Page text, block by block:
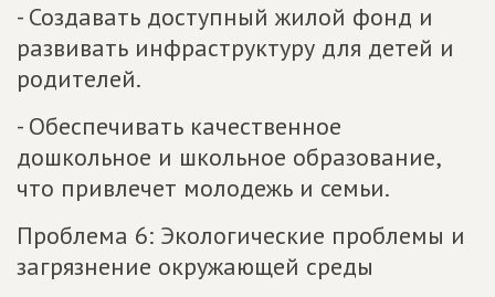
- Создавать доступный жилой фонд и
развивать инфраструктуру для детей и
родителей.
- Обеспечивать качественное
дошкольное и школьное образование,
что привлечет молодежь и семьи.
Проблема 6: Экологические проблемы и
загрязнение окружающей среды